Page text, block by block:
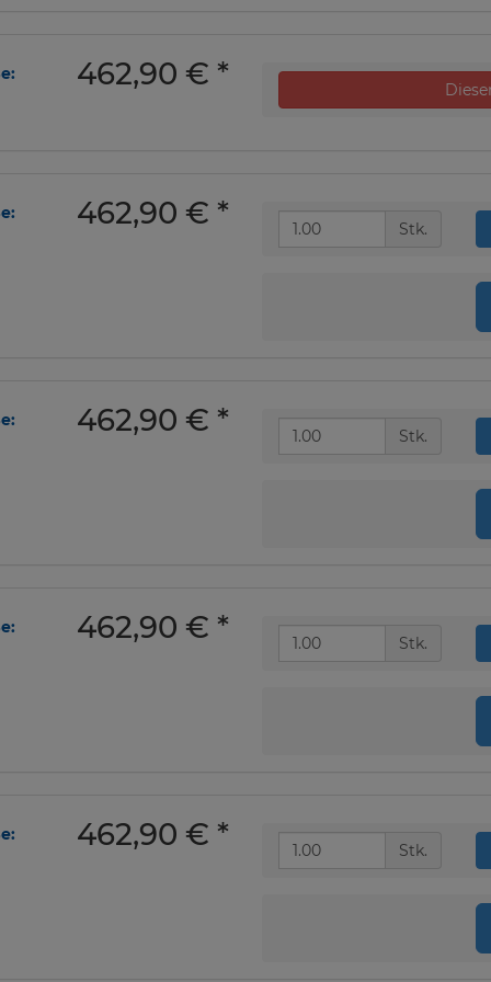
462,90 € *
462,90 € * Stk.
462,90 € * Stk.
462,90 € * Stk.
462,90 € * Stk.